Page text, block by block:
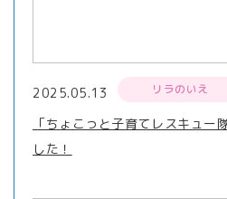
2025.05.13 リラのいえ
「ちょこっと子育てレスキュー
した！